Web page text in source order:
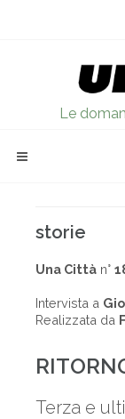
Le
storie
Una Città n°
Intervista a
Realizzata da
Terza e